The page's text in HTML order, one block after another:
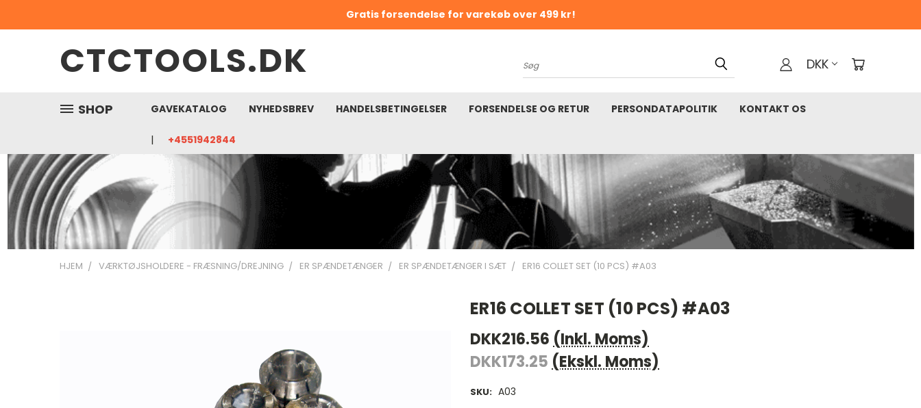
Gratis forsendelse for varekøb over 499 kr!
CTCTOOLS.DK Søg DKK
SHOP GAVEKATALOG NYHEDSBREV HANDELSBETINGELSER FORSENDELSE OG RETUR PERSONDATAPOLITIK KONTAKT OS
+4551942844
HJEM VÆRKTØJSHOLDERE - FRÆSNING/DREJNING ER SPÆNDETÆNGER ER SPÆNDETÆNGER I SÆT ER16 COLLET SET (10 PCS) #A03
ER16 COLLET SET (10 PCS) #A03
DKK216.56 (Inkl. Moms)
DKK173.25 (Ekskl. Moms)
SKU: A03